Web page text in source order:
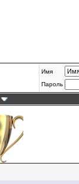
Имя
Пароль